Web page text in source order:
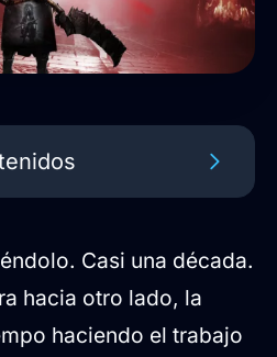
Christina?
? Historia resuelta
esto de forma oficial?
Casi una década.
hacia otro lado, la
haciendo el trabajo